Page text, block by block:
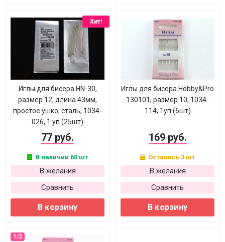
Хит!
Иглы для бисера HN-30,
размер 12, длина 43мм,
простое ушко, сталь, 1034-
026, 1 уп (25шт)
77 руб.
В наличии 60 шт.
В желания
Сравнить
В корзину
Иглы для бисера Hobby&Pro
130101, размер 10, 1034-
114, 1уп (6шт)
169 руб.
Осталось 3 шт.
В желания
Сравнить
В корзину